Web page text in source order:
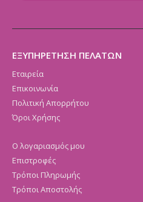
ΕΞΥΠΗΡΕΤΗΣΗ ΠΕΛΑΤΩΝ
Εταιρεία
Επικοινωνία
Πολιτική Απορρήτου
Όροι Χρήσης
Ο λογαριασμός μου
Επιστροφές
Τρόποι Πληρωμής
Τρόποι Αποστολής